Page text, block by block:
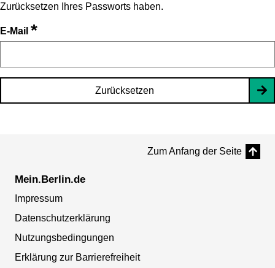
Zurücksetzen Ihres Passworts haben.
E-Mail *
Zurücksetzen
Zum Anfang der Seite
Mein.Berlin.de
Impressum
Datenschutzerklärung
Nutzungsbedingungen
Erklärung zur Barrierefreiheit